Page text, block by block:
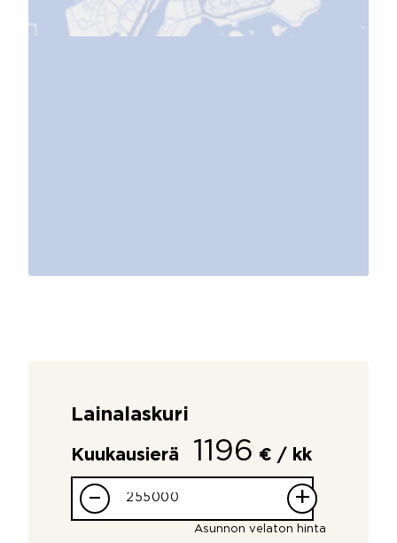
Lainalaskuri
Kuukausierä 1196 € / kk
– +
Asunnon velaton hinta